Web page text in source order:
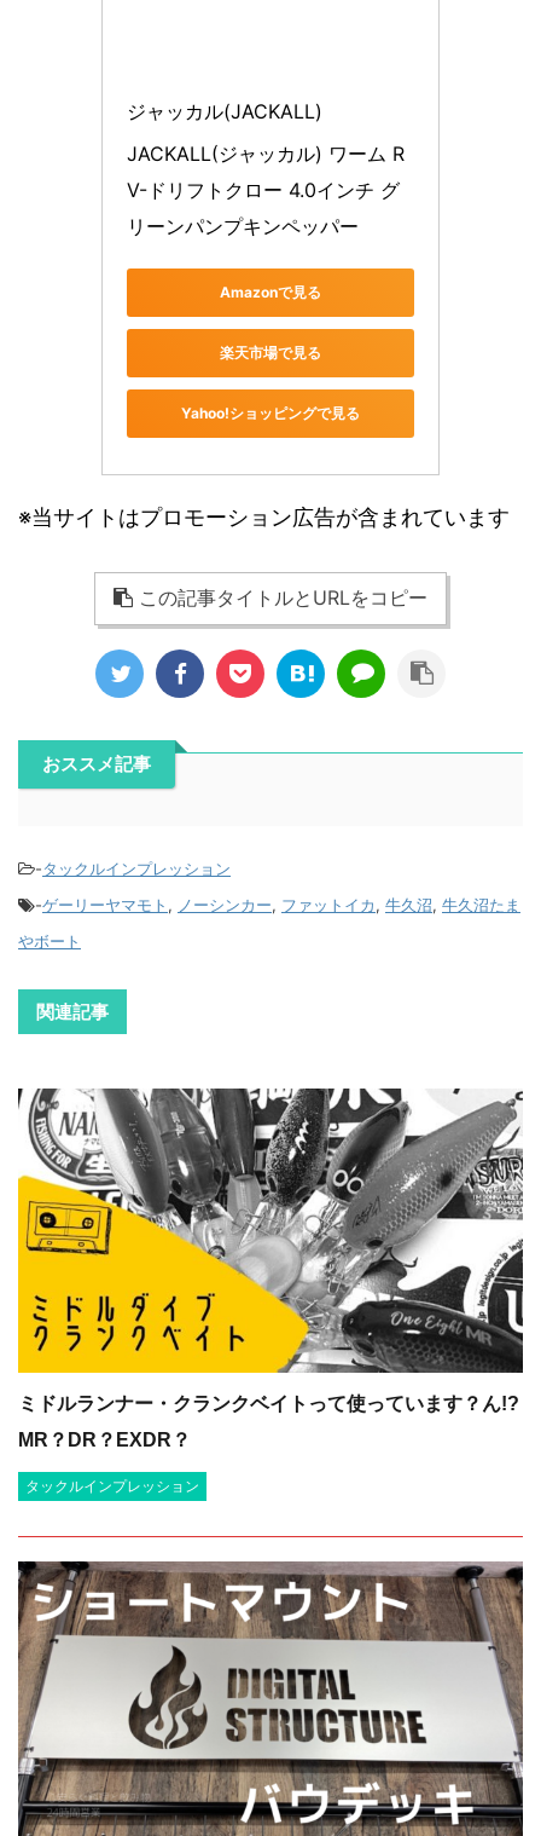
ジャッカル(JACKALL)
JACKALL(ジャッカル) ワーム R
V-ドリフトクロー 4.0インチ グ
リーンパンプキンペッパー
Amazonで見る
楽天市場で見る
Yahoo!ショッピングで見る
※当サイトはプロモーション広告が含まれています
この記事タイトルとURLをコピー
おススメ記事
-タックルインプレッション
-ゲーリーヤマモト , ノーシンカー, ファットイカ, 牛久沼, 牛久沼たま
やボート
関連記事
ミドルランナー・クランクベイトって使っています？ん!?
MR？DR？EXDR？
タックルインプレッション